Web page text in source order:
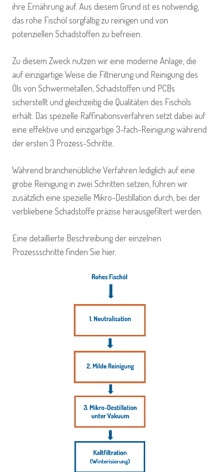
ihre Ernährung auf. Aus diesem Grund ist es notwendig,
das rohe Fischöl sorgfältig zu reinigen und von
potenziellen Schadstoffen zu befreien.
Zu diesem Zweck nutzen wir eine moderne Anlage, die
auf einzigartige Weise die Filtrierung und Reinigung des
Öls von Schwermetallen, Schadstoffen und PCBs
sicherstellt und gleichzeitig die Qualitäten des Fischöls
erhält. Das spezielle Raffinationsverfahren setzt dabei auf
eine effektive und einzigartige 3-fach-Reinigung während
der ersten 3 Prozess-Schritte.
Während branchenübliche Verfahren lediglich auf eine
grobe Reinigung in zwei Schritten setzen, führen wir
zusätzlich eine spezielle Mikro-Destillation durch, bei der
verbliebene Schadstoffe präzise herausgefiltert werden.
Eine detaillierte Beschreibung der einzelnen
Prozessschritte finden Sie hier.